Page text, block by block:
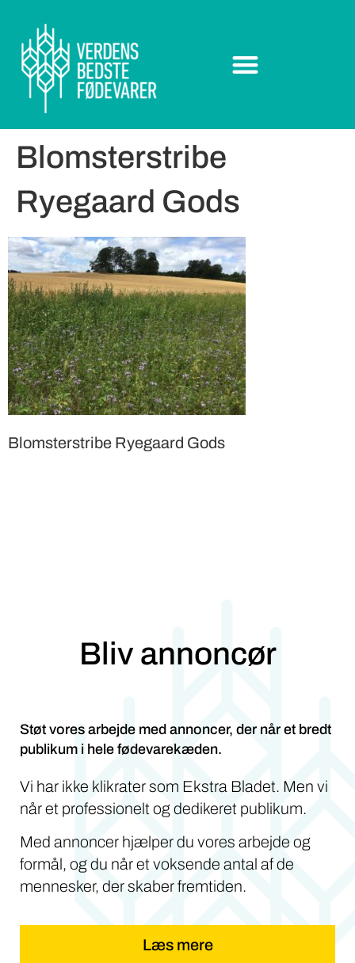
Blomsterstribe
Ryegaard Gods
Blomsterstribe Ryegaard Gods
Bliv annoncør
Støt vores arbejde med annoncer, der når et bredt
publikum i hele fødevarekæden.
Vi har ikke klikrater som Ekstra Bladet. Men vi
når et professionelt og dedikeret publikum.
Med annoncer hjælper du vores arbejde og
formål, og du når et voksende antal af de
mennesker, der skaber fremtiden.
Læs mere